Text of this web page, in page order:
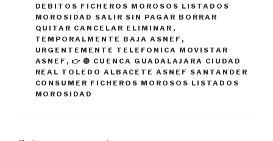
DEBITOS FICHEROS MOROSOS LISTADOS
MOROSIDAD SALIR SIN PAGAR BORRAR
QUITAR CANCELAR ELIMINAR ,
TEMPORALMENTE BAJA ASNEF ,
URGENTEMENTE TELEFONICA MOVISTAR
ASNEF , 👉 🔴 CUENCA GUADALAJARA CIUDAD
REAL TOLEDO ALBACETE ASNEF SANTANDER
CONSUMER FICHEROS MOROSOS LISTADOS
MOROSIDAD